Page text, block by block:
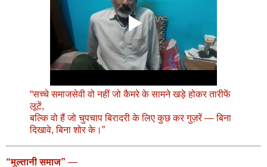
“सच्चे समाजसेवी वो नहीं जो कैमरे के सामने खड़े होकर तारीफें
लूटें,
बल्कि वो हैं जो चुपचाप बिरादरी के लिए कुछ कर गुज़रें — बिना
दिखावे, बिना शोर के।”
“मुल्तानी समाज” —